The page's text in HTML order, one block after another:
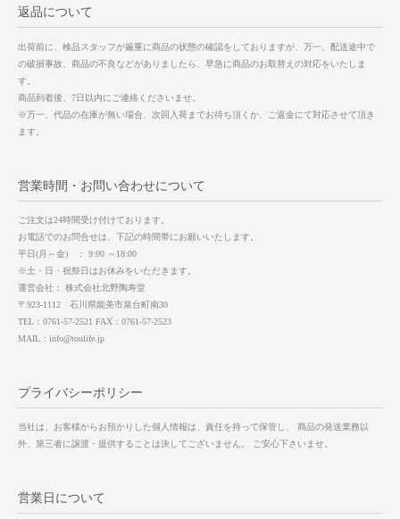
返品について
出荷前に、検品スタッフが厳重に商品の状態の確認をしておりますが、万一、配送途中で
の破損事故、商品の不良などがありましたら、早急に商品のお取替えの対応をいたしま
す。
商品到着後、7日以内にご連絡くださいませ。
※万一、代品の在庫が無い場合、次回入荷までお待ち頂くか、ご返金にて対応させて頂き
ます。
営業時間・お問い合わせについて
ご注文は24時間受け付けております。
お電話でのお問合せは、下記の時間帯にお願いいたします。
平日(月～金) ： 9:00 ～18:00
※土・日・祝祭日はお休みをいただきます。
運営会社： 株式会社北野陶寿堂
〒923-1112 石川県能美市泉台町南30
TEL：0761-57-2521 FAX：0761-57-2523
MAIL：info@toulife.jp
プライバシーポリシー
当社は、お客様からお預かりした個人情報は、責任を持って保管し、 商品の発送業務以
外、第三者に譲渡・提供することは決してございません。 ご安心下さいませ。
営業日について